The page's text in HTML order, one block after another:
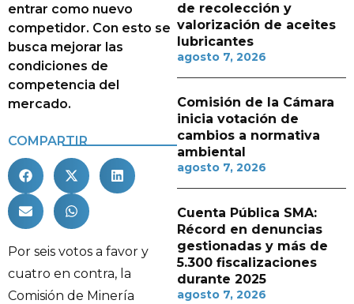
entrar como nuevo
competidor. Con esto se
busca mejorar las
condiciones de
competencia del
mercado.
COMPARTIR
Por seis votos a favor y
cuatro en contra, la
Comisión de Minería
de recolección y
valorización de aceites
lubricantes
agosto 7, 2026
Comisión de la Cámara
inicia votación de
cambios a normativa
ambiental
agosto 7, 2026
Cuenta Pública SMA:
Récord en denuncias
gestionadas y más de
5.300 fiscalizaciones
durante 2025
agosto 7, 2026